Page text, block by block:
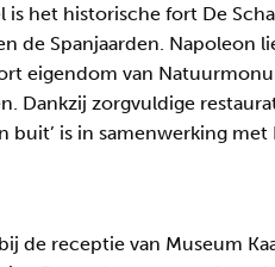
is het historische fort De
de Spanjaarden.
eigendom van
Dankzij zorgvuldige
buit’ is in samenwerking
de receptie van Museum